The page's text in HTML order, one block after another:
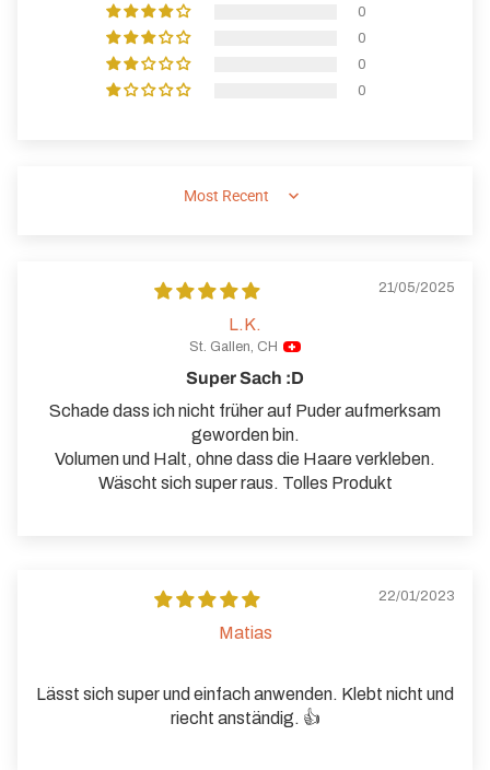
0
0
0
0
SORT BY
21/05/2025
L.K.
St. Gallen, CH
Super Sach :D
Schade dass ich nicht früher auf Puder aufmerksam
geworden bin.
Volumen und Halt, ohne dass die Haare verkleben.
Wäscht sich super raus. Tolles Produkt
22/01/2023
Matias
Lässt sich super und einfach anwenden. Klebt nicht und
riecht anständig. 👍